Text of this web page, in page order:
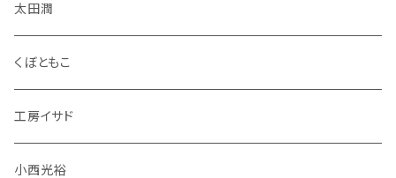
太田潤
くぼともこ
工房イサド
小西光裕